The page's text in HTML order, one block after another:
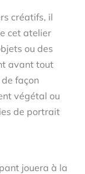
créatifs, il
cet atelier
ou des
avant tout
façon
végétal ou
de portrait
jouera à la